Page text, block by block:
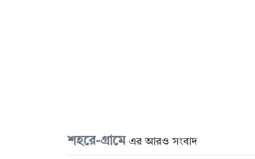
শহরে-গ্রামে এর আরও সংবাদ